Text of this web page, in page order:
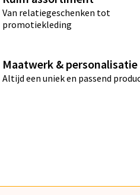
Van relatiegeschenken tot
promotiekleding
Maatwerk & personalisatie
Altijd een uniek en passend